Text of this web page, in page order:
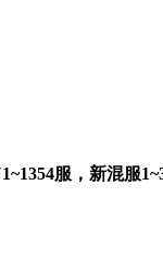
服，新混服